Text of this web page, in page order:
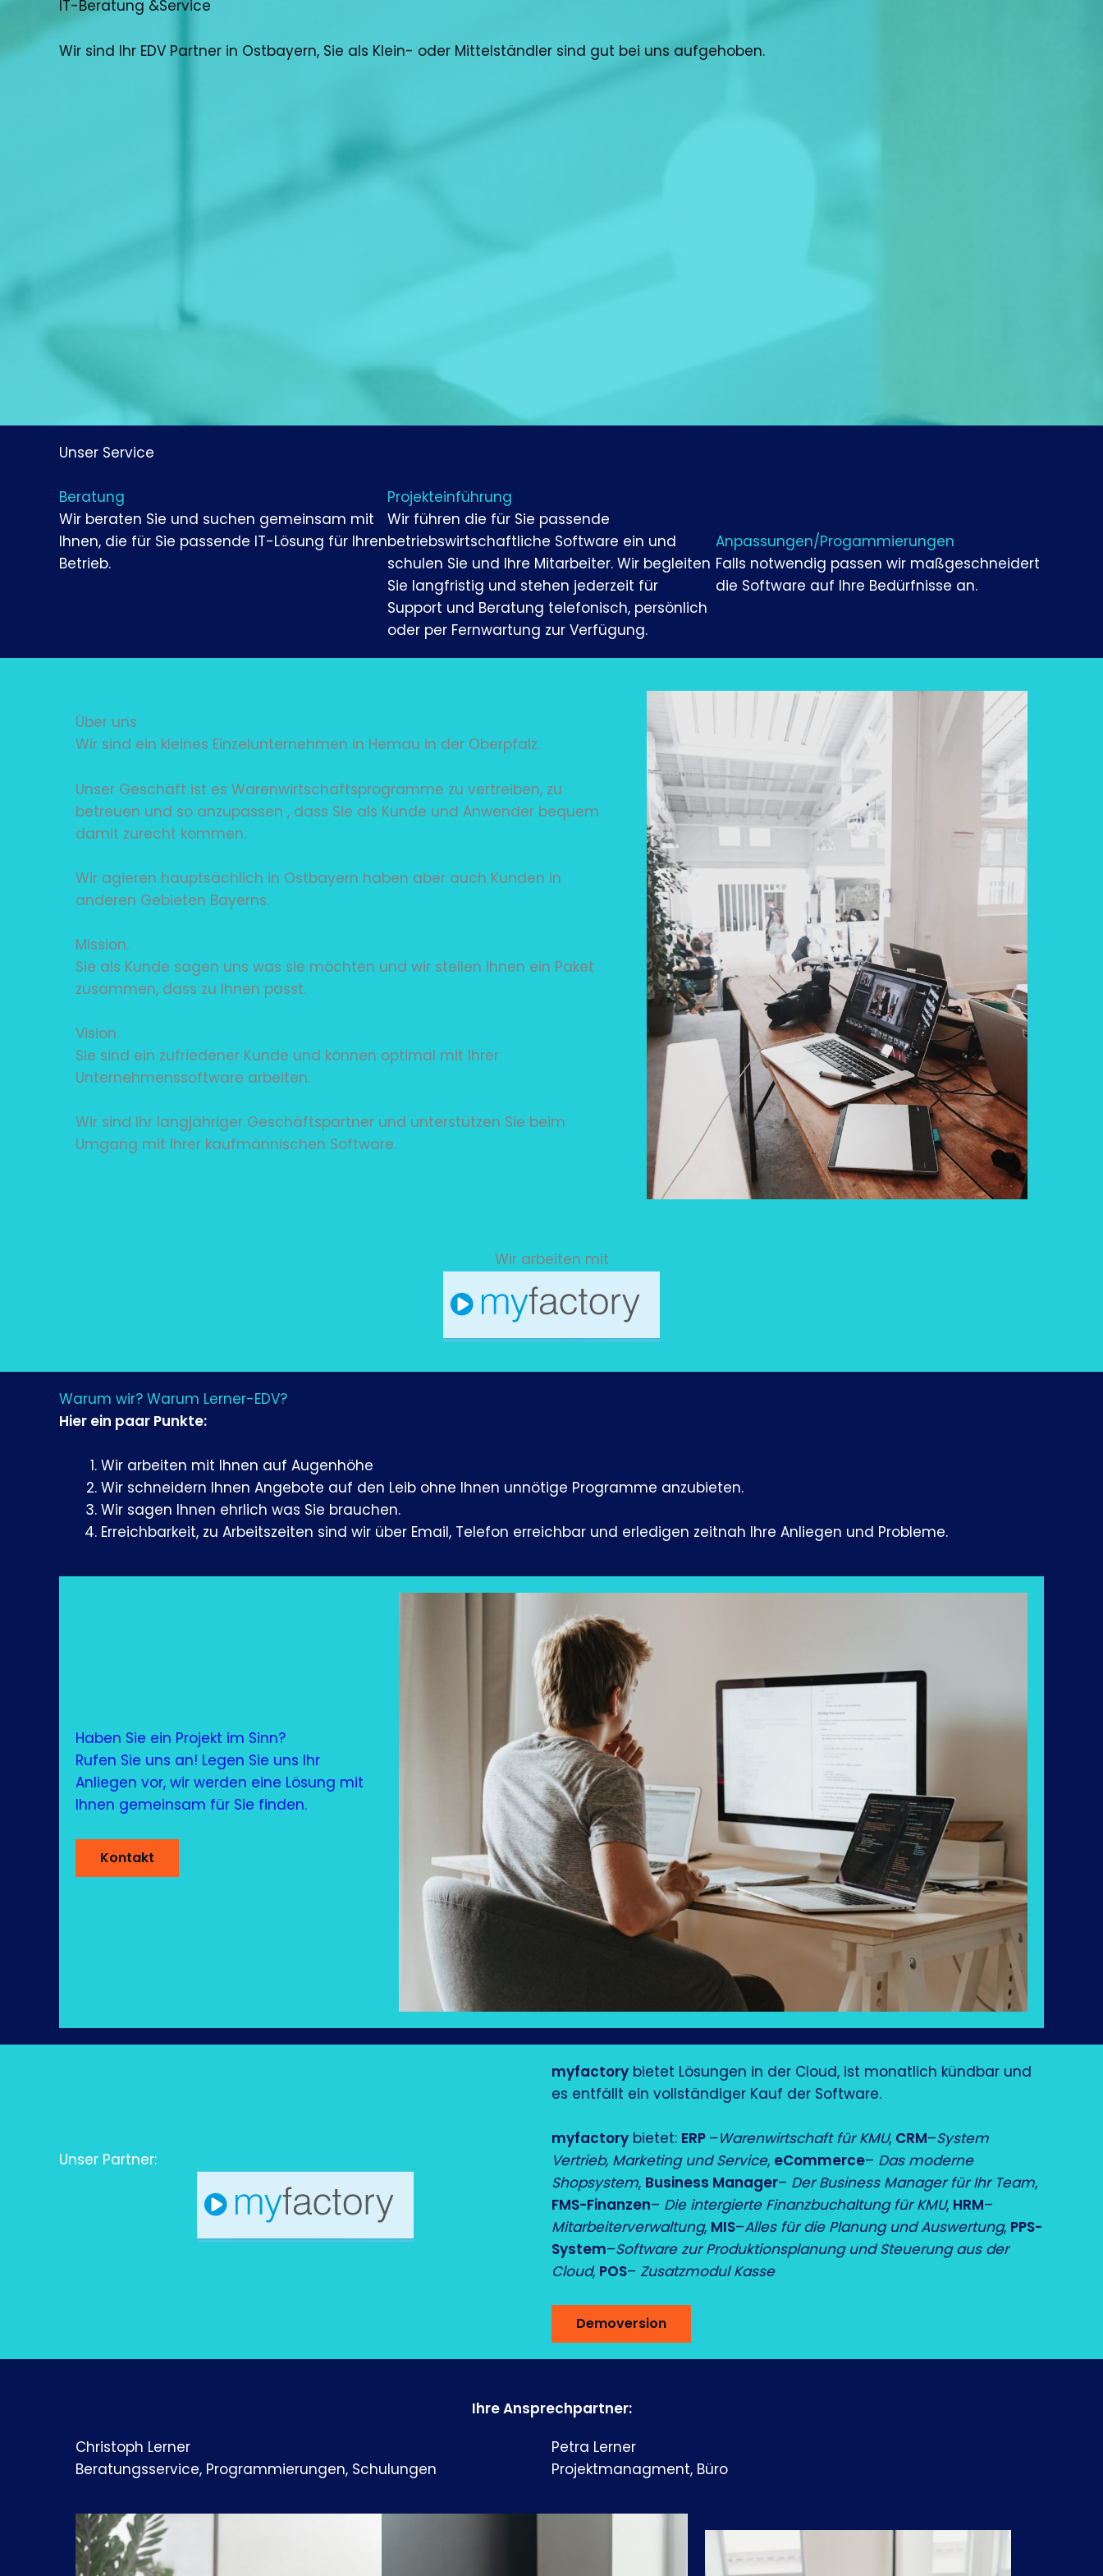
IT-Beratung &Service
Wir sind Ihr EDV Partner in Ostbayern, Sie als Klein- oder Mittelständler sind gut bei uns aufgehoben.
Unser Service
Beratung
Wir beraten Sie und suchen gemeinsam mit
Ihnen, die für Sie passende IT-Lösung für Ihren
Betrieb.
Projekteinführung
Wir führen die für Sie passende
betriebswirtschaftliche Software ein und
schulen Sie und Ihre Mitarbeiter. Wir begleiten
Sie langfristig und stehen jederzeit für
Support und Beratung telefonisch, persönlich
oder per Fernwartung zur Verfügung.
Anpassungen/Progammierungen
Falls notwendig passen wir maßgeschneidert
die Software auf Ihre Bedürfnisse an.
Über uns
Wir sind ein kleines Einzelunternehmen in Hemau in der Oberpfalz.
Unser Geschäft ist es Warenwirtschaftsprogramme zu vertreiben, zu
betreuen und so anzupassen , dass Sie als Kunde und Anwender bequem
damit zurecht kommen.
Wir agieren hauptsächlich in Ostbayern haben aber auch Kunden in
anderen Gebieten Bayerns.
Mission.
Sie als Kunde sagen uns was sie möchten und wir stellen Ihnen ein Paket
zusammen, dass zu Ihnen passt.
Vision.
Sie sind ein zufriedener Kunde und können optimal mit Ihrer
Unternehmenssoftware arbeiten.
Wir sind Ihr langjähriger Geschäftspartner und unterstützen Sie beim
Umgang mit Ihrer kaufmännischen Software.
Wir arbeiten mit
Warum wir? Warum Lerner-EDV?
Hier ein paar Punkte:
Wir arbeiten mit Ihnen auf Augenhöhe
Wir schneidern Ihnen Angebote auf den Leib ohne Ihnen unnötige Programme anzubieten.
Wir sagen Ihnen ehrlich was Sie brauchen.
Erreichbarkeit, zu Arbeitszeiten sind wir über Email, Telefon erreichbar und erledigen zeitnah Ihre Anliegen und Probleme.
Haben Sie ein Projekt im Sinn?
Rufen Sie uns an! Legen Sie uns Ihr
Anliegen vor, wir werden eine Lösung mit
Ihnen gemeinsam für Sie finden.
Kontakt
Unser Partner:
myfactory bietet Lösungen in der Cloud, ist monatlich kündbar und
es entfällt ein vollständiger Kauf der Software.
myfactory bietet: ERP –Warenwirtschaft für KMU, CRM–System
Vertrieb, Marketing und Service, eCommerce– Das moderne
Shopsystem, Business Manager– Der Business Manager für Ihr Team,
FMS-Finanzen– Die intergierte Finanzbuchaltung für KMU, HRM–
Mitarbeiterverwaltung, MIS–Alles für die Planung und Auswertung, PPS-
System–Software zur Produktionsplanung und Steuerung aus der
Cloud, POS– Zusatzmodul Kasse
Demoversion
Ihre Ansprechpartner:
Christoph Lerner
Beratungsservice, Programmierungen, Schulungen
Petra Lerner
Projektmanagment, Büro